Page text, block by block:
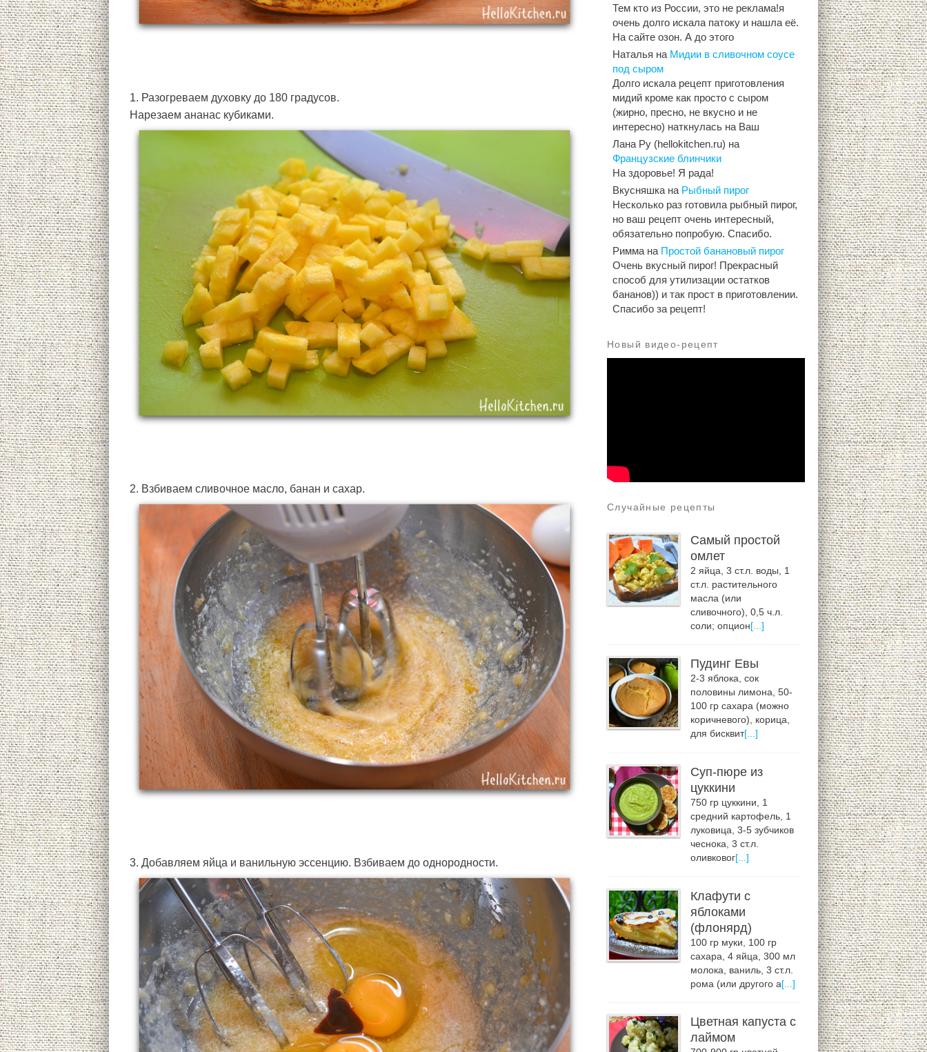
1. Разогреваем духовку до 180 градусов.
Нарезаем ананас кубиками.
2. Взбиваем сливочное масло, банан и сахар.
3. Добавляем яйца и ванильную эссенцию. Взбиваем до однородности.
Тем кто из России, это не реклама!я
очень долго искала патоку и нашла её.
На сайте озон. А до этого
Наталья на Мидии в сливочном соусе
под сыром
Долго искала рецепт приготовления
мидий кроме как просто с сыром
(жирно, пресно, не вкусно и не
интересно) наткнулась на Ваш
Лана Ру (hellokitchen.ru) на
Французские блинчики
На здоровье! Я рада!
Вкусняшка на Рыбный пирог
Несколько раз готовила рыбный пирог,
но ваш рецепт очень интересный,
обязательно попробую. Спасибо.
Римма на Простой банановый пирог
Очень вкусный пирог! Прекрасный
способ для утилизации остатков
бананов)) и так прост в приготовлении.
Спасибо за рецепт!
Новый видео-рецепт
Случайные рецепты
Самый простой
омлет
2 яйца, 3 ст.л. воды, 1
ст.л. растительного
масла (или
сливочного), 0,5 ч.л.
соли; опцион [...]
Пудинг Евы
2-3 яблока, сок
половины лимона, 50-
100 гр сахара (можно
коричневого), корица,
для бисквит[...]
Суп-пюре из
цуккини
750 гр цуккини, 1
средний картофель, 1
луковица, 3-5 зубчиков
чеснока, 3 ст.л.
оливковог[...]
Клафути с
яблоками
(флонярд)
100 гр муки, 100 гр
сахара, 4 яйца, 300 мл
молока, ваниль, 3 ст.л.
рома (или другого а[...]
Цветная капуста с
лаймом